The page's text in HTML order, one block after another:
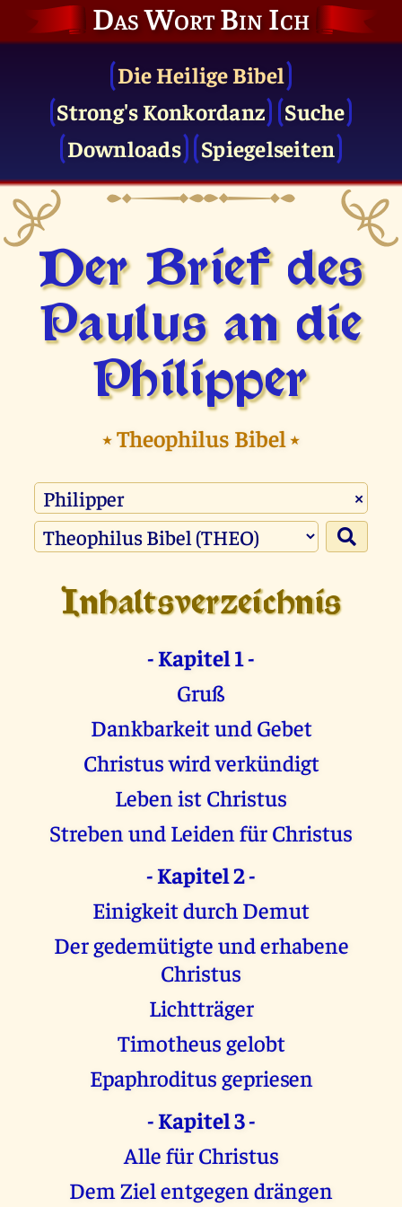
Das Wort Bin Ich
Die Heilige Bibel
Strong's Konkordanz
Suche
Downloads
Spiegelseiten
Der Brief des
Paulus an die
Philipper
⭑Theophilus Bibel⭑
×
Inhaltsverzeichnis
- Kapitel 1 -
Gruß
Dankbarkeit und Gebet
Christus wird verkündigt
Leben ist Christus
Streben und Leiden für Christus
- Kapitel 2 -
Einigkeit durch Demut
Der gedemütigte und erhabene
Christus
Lichtträger
Timotheus gelobt
Epaphroditus gepriesen
- Kapitel 3 -
Alle für Christus
Dem Ziel entgegen drängen